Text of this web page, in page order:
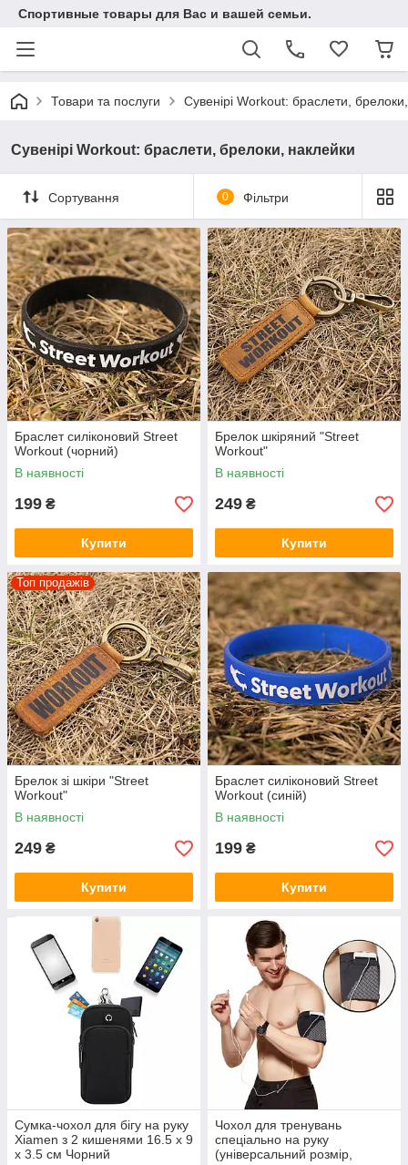
Спортивные товары для Вас и вашей семьи.
Товари та послуги Сувенірі Workout: браслети,
Сувенірі Workout: браслети, брелоки, наклейки
Сортування 0 Фільтри
Браслет силіконовий Street
Workout (чорний)
В наявності
199 ₴
Купити
Брелок шкіряний "Street
Workout"
В наявності
249 ₴
Купити
Топ продажів
Брелок зі шкіри "Street
Workout"
В наявності
249 ₴
Купити
Браслет силіконовий Street
Workout (синій)
В наявності
199 ₴
Купити
Сумка-чохол для бігу на руку
Xiamen з 2 кишенями 16.5 х 9
х 3.5 см Чорний
Чохол для тренувань
спеціально на руку
(універсальний розмір,